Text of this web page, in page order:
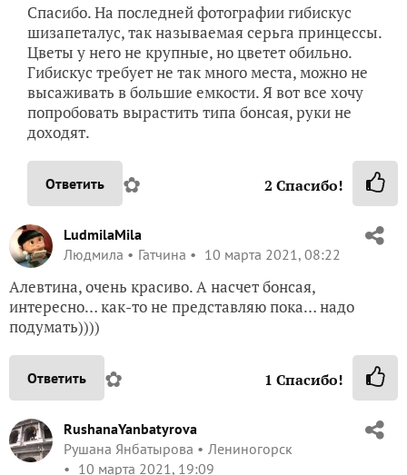
Спасибо. На последней фотографии гибискус
шизапеталус, так называемая серьга принцессы.
Цветы у него не крупные, но цветет обильно.
Гибискус требует не так много места, можно не
высаживать в большие емкости. Я вот все хочу
попробовать вырастить типа бонсая, руки не
доходят.
Ответить ✿ 2 Спасибо!
LudmilaMila
Людмила
Гатчина 10 марта 2021, 08:22
Алевтина, очень красиво. А насчет бонсая,
интересно… как-то не представляю пока… надо
подумать))))
Ответить ✿ 1 Спасибо!
RushanaYanbatyrova
Рушана Янбатырова
Лениногорск
10 марта 2021, 19:09